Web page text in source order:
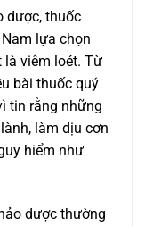
dược, thuốc
lựa chọn
là viêm loét. Từ
bài thuốc quý
tin rằng những
làm dịu cơn
hiểm như
dược thường